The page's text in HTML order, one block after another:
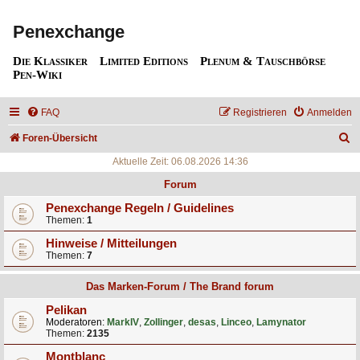
Penexchange
Die Klassiker Limited Editions
Plenum & Tauschbörse
Pen-Wiki
FAQ Anmelden
Registrieren
Foren-Übersicht
Aktuelle Zeit: 06.08.2026 14:36
Forum
Penexchange Regeln / Guidelines
Themen: 1
Hinweise / Mitteilungen
Themen: 7
Das Marken-Forum / The Brand forum
Pelikan
Moderatoren: MarkIV, Zollinger, desas, Linceo, Lamynator
Themen: 2135
Montblanc